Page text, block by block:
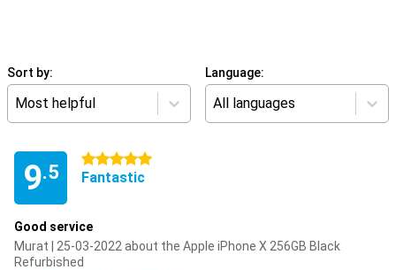
Sort by:
Most helpful
Language:
All languages
9.5
5 stars
Fantastic
Good service
Murat | 25-03-2022 about the Apple iPhone X 256GB Black
Refurbished